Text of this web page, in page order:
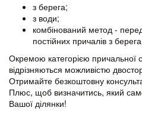
з берега;
з води;
комбінований метод -
постійних причалів з
Окремою категорією причальної
відрізняються можливістю
Отримайте безкоштовну
Плюс, щоб визначитись, який
Вашої ділянки!